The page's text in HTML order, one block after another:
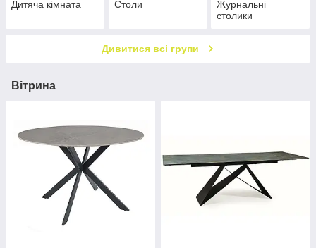
Дитяча кімната Столи
Журнальні
столики
Дивитися всі групи
Вітрина